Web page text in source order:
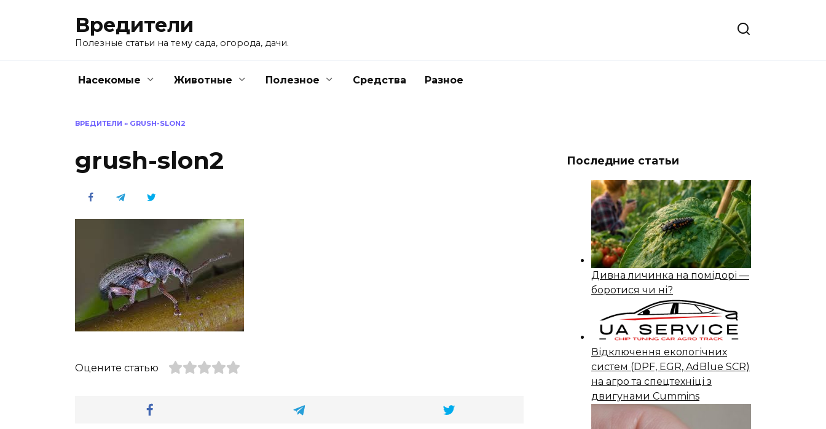
Вредители
Полезные статьи на тему сада, огорода, дачи.
Насекомые Животные Полезное Средства Разное
ВРЕДИТЕЛИ » GRUSH-SLON2
grush-slon2
Оцените статью
Последние статьи
Дивна личинка на помідорі —
боротися чи ні?
Відключення екологічних
систем (DPF, EGR, AdBlue SCR)
на агро та спецтехніці з
двигунами Cummins